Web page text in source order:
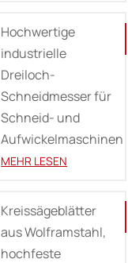
Hochwertige
industrielle
Dreiloch-
Schneidmesser für
Schneid- und
Aufwickelmaschinen
MEHR LESEN
Kreissägeblätter
aus Wolframstahl,
hochfeste